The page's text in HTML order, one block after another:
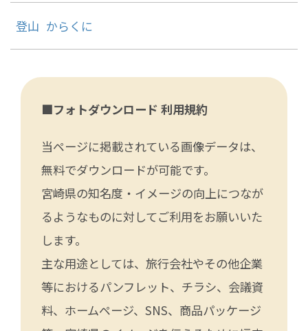
登山 からくに
■フォトダウンロード 利用規約
当ページに掲載されている画像データは、
無料でダウンロードが可能です。
宮崎県の知名度・イメージの向上につなが
るようなものに対してご利用をお願いいた
します。
主な用途としては、旅行会社やその他企業
等におけるパンフレット、チラシ、会議資
料、ホームページ、SNS、商品パッケージ